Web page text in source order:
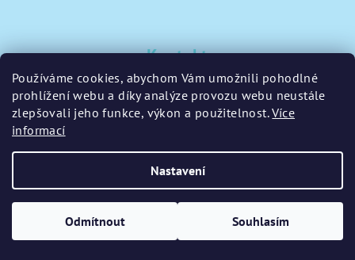
Používáme cookies, abychom Vám umožnili pohodlné
prohlížení webu a díky analýze provozu webu neustále
zlepšovali jeho funkce, výkon a použitelnost.Více
informací
Nastavení
Odmítnout Souhlasím
Kontakt
sklad@sladke-potreby.cz
+420 797728283
Upravit nastavení cookies
Vytvořil Shoptet